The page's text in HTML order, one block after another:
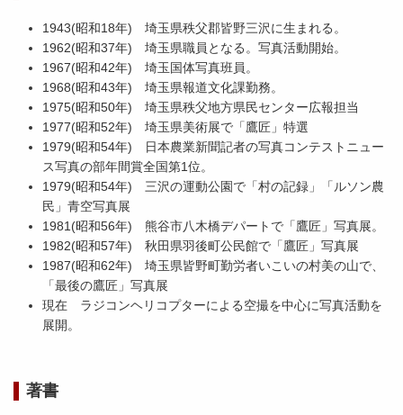
1943(昭和18年) 埼玉県秩父郡皆野三沢に生まれる。
1962(昭和37年) 埼玉県職員となる。写真活動開始。
1967(昭和42年) 埼玉国体写真班員。
1968(昭和43年) 埼玉県報道文化課勤務。
1975(昭和50年) 埼玉県秩父地方県民センター広報担当
1977(昭和52年) 埼玉県美術展で「鷹匠」特選
1979(昭和54年) 日本農業新聞記者の写真コンテストニュー
ス写真の部年間賞全国第1位。
1979(昭和54年) 三沢の運動公園で「村の記録」「ルソン農
民」青空写真展
1981(昭和56年) 熊谷市八木橋デパートで「鷹匠」写真展。
1982(昭和57年) 秋田県羽後町公民館で「鷹匠」写真展
1987(昭和62年) 埼玉県皆野町勤労者いこいの村美の山で、
「最後の鷹匠」写真展
現在 ラジコンヘリコプターによる空撮を中心に写真活動を
展開。
著書